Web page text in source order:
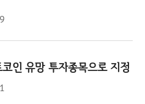
인 유망 투자종목으로 지정